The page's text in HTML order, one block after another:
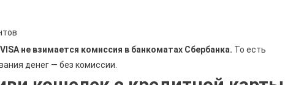
не взимается комиссия в банкоматах Сбербанка. То есть
денег — без комиссии.